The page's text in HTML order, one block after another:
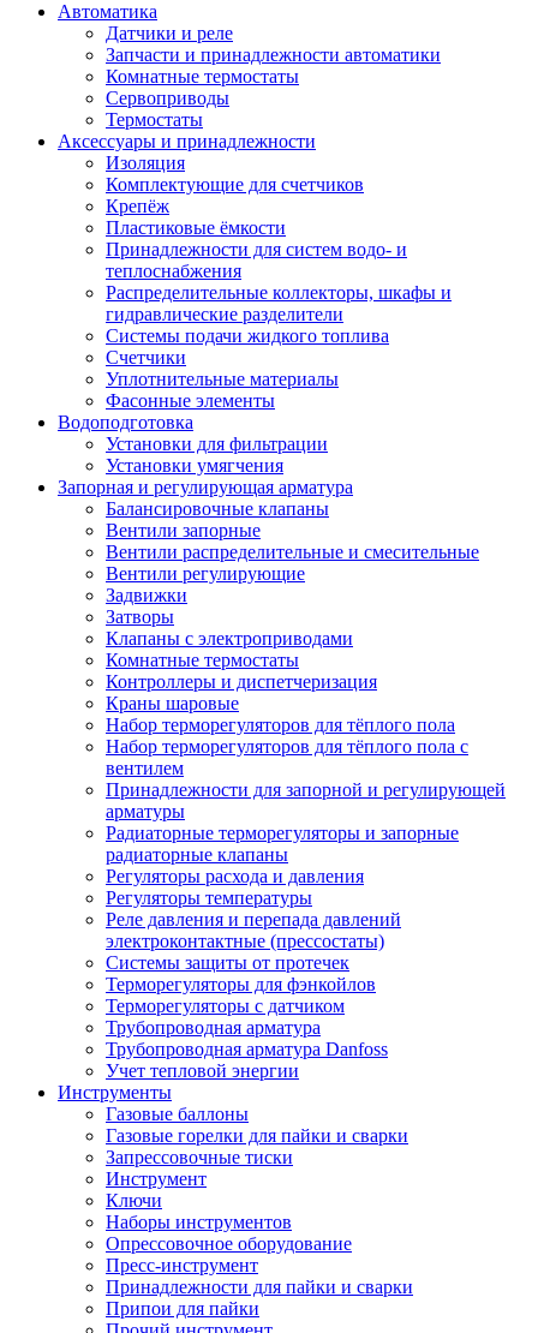
Автоматика
Датчики и реле
Запчасти и принадлежности автоматики
Комнатные термостаты
Сервоприводы
Термостаты
Аксессуары и принадлежности
Изоляция
Комплектующие для счетчиков
Крепёж
Пластиковые ёмкости
Принадлежности для систем водо- и
теплоснабжения
Распределительные коллекторы, шкафы и
гидравлические разделители
Системы подачи жидкого топлива
Счетчики
Уплотнительные материалы
Фасонные элементы
Водоподготовка
Установки для фильтрации
Установки умягчения
Запорная и регулирующая арматура
Балансировочные клапаны
Вентили запорные
Вентили распределительные и смесительные
Вентили регулирующие
Задвижки
Затворы
Клапаны с электроприводами
Комнатные термостаты
Контроллеры и диспетчеризация
Краны шаровые
Набор терморегуляторов для тёплого пола
Набор терморегуляторов для тёплого пола с
вентилем
Принадлежности для запорной и регулирующей
арматуры
Радиаторные терморегуляторы и запорные
радиаторные клапаны
Регуляторы расхода и давления
Регуляторы температуры
Реле давления и перепада давлений
электроконтактные (прессостаты)
Системы защиты от протечек
Терморегуляторы для фэнкойлов
Терморегуляторы с датчиком
Трубопроводная арматура
Трубопроводная арматура Danfoss
Учет тепловой энергии
Инструменты
Газовые баллоны
Газовые горелки для пайки и сварки
Запрессовочные тиски
Инструмент
Ключи
Наборы инструментов
Опрессовочное оборудование
Пресс-инструмент
Принадлежности для пайки и сварки
Припои для пайки